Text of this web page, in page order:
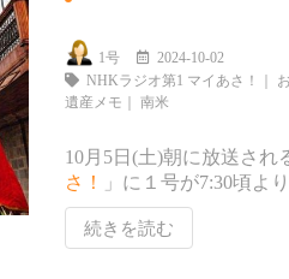
1号
2024-10-02
NHKラジオ第1 マイあさ！
遺産メモ
南米
10月5日(土)朝に放送され
さ！
」に１号が7:30頃よ
続きを読む